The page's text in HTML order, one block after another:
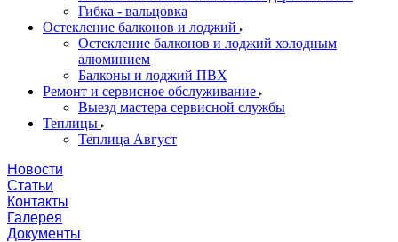
Гибка - вальцовка
Остекление балконов и лоджий
Остекление балконов и лоджий холодным
алюминием
Балконы и лоджий ПВХ
Ремонт и сервисное обслуживание
Выезд мастера сервисной службы
Теплицы
Теплица Август
Новости
Статьи
Контакты
Галерея
Документы